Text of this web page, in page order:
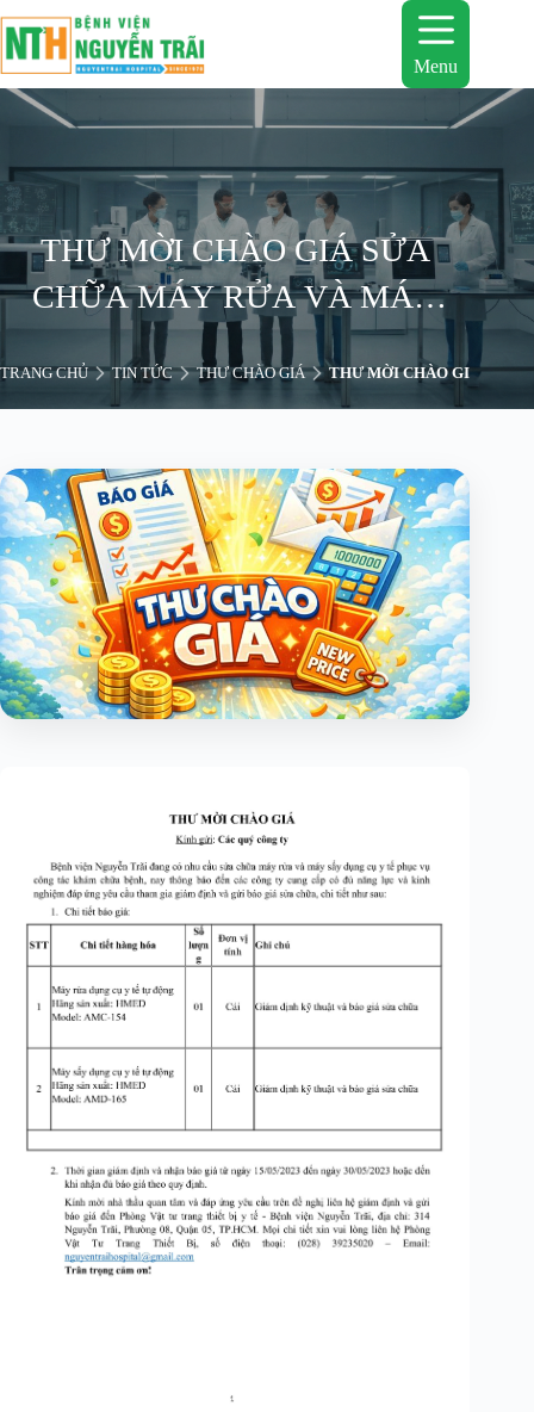
đến
phần
nội
dung
Menu
THƯ MỜI CHÀO GIÁ SỬA
CHỮA MÁY RỬA VÀ MÁY
SẤY DỤNG CỤ Y TẾ PHỤC VỤ
CÔNG TÁC KHÁM CHỮA
TRANG CHỦ TIN TỨC THƯ CHÀO GIÁ THƯ MỜI CHÀO GIÁ SỬA